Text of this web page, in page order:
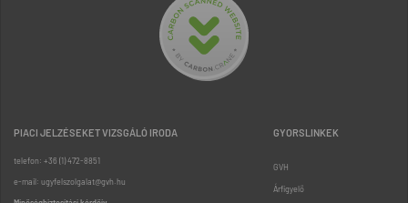
PIACI JELZÉSEKET VIZSGÁLÓ IRODA
telefon: +36 (1) 472-8851
e-mail: ugyfelszolgalat@gvh.hu
GYORSLINKEK
GVH
Árfigyelő